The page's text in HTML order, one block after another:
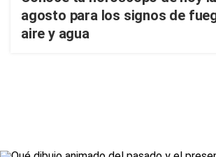
agosto para los signos de
aire y agua